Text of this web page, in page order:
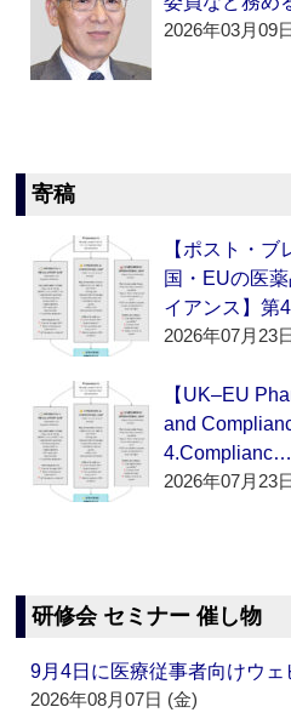
2026年03月09
寄稿
【ポスト・
国・EUの医
イアンス】第
2026年07月23
【UK–EU
and
4.Complianc…
2026年07月23
研修会 セミナー 催し物
9月4日に医療従事者向けウ
2026年08月07日 (金)